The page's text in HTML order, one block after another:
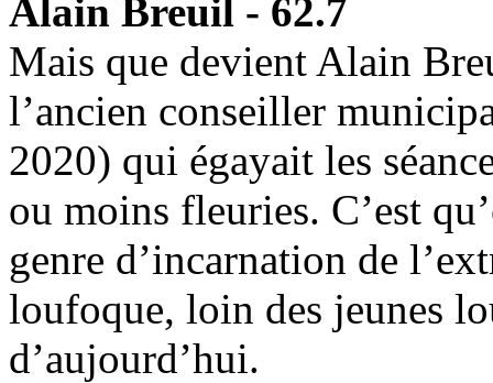
Alain Breuil - 62.7
Mais que devient Alain
l’ancien conseiller
2020) qui égayait les
ou moins fleuries. C’est
genre d’incarnation de
loufoque, loin des jeunes
d’aujourd’hui.